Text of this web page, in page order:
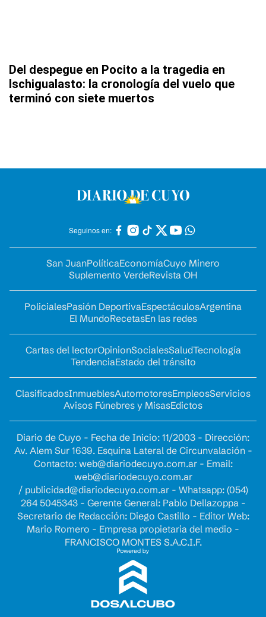
Del despegue en Pocito a la tragedia en
Ischigualasto: la cronología del vuelo que
terminó con siete muertos
Seguinos en:
San JuanPolíticaEconomíaCuyo Minero
Suplemento VerdeRevista OH
PolicialesPasión DeportivaEspectáculosArgentina
El MundoRecetasEn las redes
Cartas del lectorOpinionSocialesSaludTecnología
TendenciaEstado del tránsito
ClasificadosInmueblesAutomotoresEmpleosServicios
Avisos Fúnebres y MisasEdictos
Diario de Cuyo - Fecha de Inicio: 11/2003 - Dirección:
Av. Alem Sur 1639. Esquina Lateral de Circunvalación -
Contacto: web@diariodecuyo.com.ar- Email:
web@diariodecuyo.com.ar
/ publicidad@diariodecuyo.com.ar- Whatsapp: (054)
264 5045343 - Gerente General: Pablo Dellazoppa -
Secretario de Redacción: Diego Castillo - Editor Web:
Mario Romero - Empresa propietaria del medio -
FRANCISCO MONTES S.A.C.I.F.